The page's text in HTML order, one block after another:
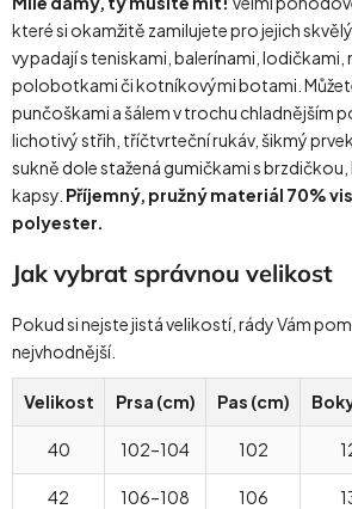
které si okamžitě zamilujete pro jejich
vypadají s teniskami, balerínami, lodičkami,
polobotkami či kotníkovými botami.
punčoškami a šálem v trochu chladnějším
lichotivý střih, tříčtvrteční rukáv, šikmý prvek
sukně dole stažená gumičkami s
kapsy. Příjemný, pružný materiál 70%
polyester.
Jak vybrat správnou velikost
Pokud si nejste jistá velikostí, rády Vám
nejvhodnější.
Velikost Prsa (cm) Pas (cm)
40 102–104 102
42 106–108 106